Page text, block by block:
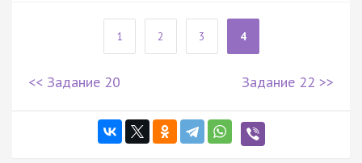
1 2 3 4
<< Задание 20 Задание 22 >>